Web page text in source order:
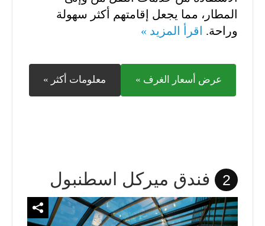
المطار، مما يجعل إقامتهم أكثر سهولة
وراحة.
اقرأ المزيد »
عرض أسعار الغرف » معلومات أكثر »
2 فندق ميركل اسطنبول